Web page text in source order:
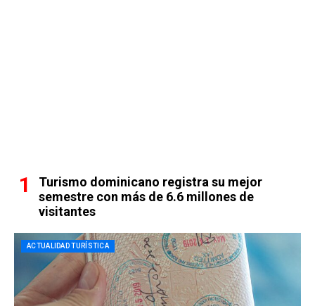
Turismo dominicano registra su mejor
semestre con más de 6.6 millones de
visitantes
ACTUALIDAD TURÍSTICA